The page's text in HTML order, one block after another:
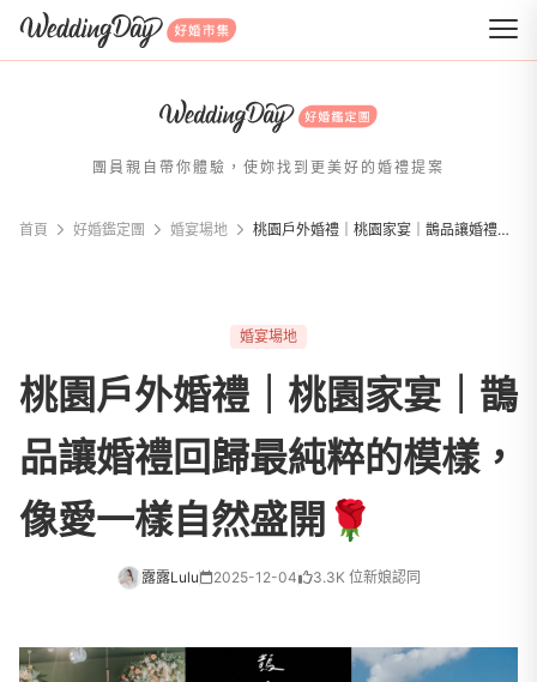
WeddingDay 好婚市集
團員親自帶你體驗，使妳找到更美好的婚禮提案
首頁 好婚鑑定團 婚宴場地 桃園戶外婚禮｜桃園家宴｜鵲品讓婚禮回歸最純粹的模樣，像愛一樣自然盛開🌹
婚宴場地
桃園戶外婚禮｜桃園家宴｜鵲
品讓婚禮回歸最純粹的模樣，
像愛一樣自然盛開🌹
露露Lulu 2025-12-04 3.3K 位新娘認同